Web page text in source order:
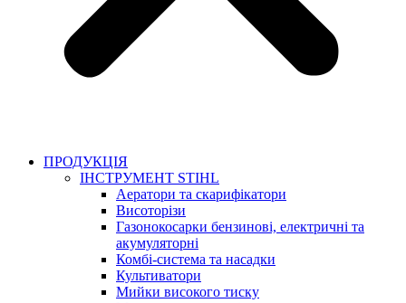
ПРОДУКЦІЯ
ІНСТРУМЕНТ STIHL
Аератори та скарифікатори
Висоторізи
Газонокосарки бензинові, електричні та
акумуляторні
Комбі-система та насадки
Культиватори
Мийки високого тиску